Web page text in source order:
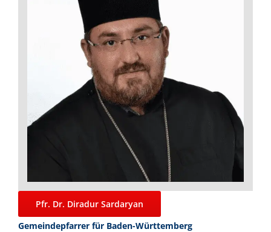
Pfr. Dr. Diradur Sardaryan
Gemeindepfarrer für Baden-Württemberg